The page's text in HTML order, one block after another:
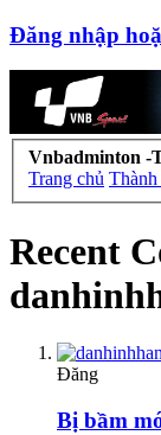
Đăng nhập
Vnbadminton -
Trang chủ
Recent
Đăng
Bị bầm